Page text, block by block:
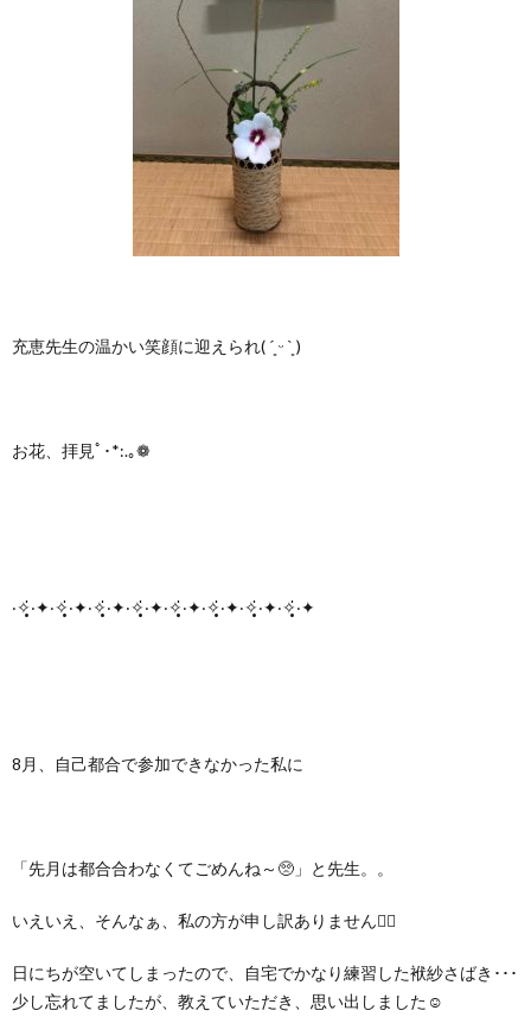
充恵先生の温かい笑顔に迎えられ( ´͈ ᵕ `͈ )
お花、拝見ﾟ･*:.｡❁
‧✧̣̥̇‧✦‧✧̣̥̇‧✦‧✧̣̥̇‧✦‧✧̣̥̇‧✦‧✧̣̥̇‧✦‧✧̣̥̇‧✦‧✧̣̥̇‧✦‧✧̣̥̇‧✦
8月、自己都合で参加できなかった私に
「先月は都合合わなくてごめんね～🥺」と先生。。
いえいえ、そんなぁ、私の方が申し訳ありません🙇‍♀️
日にちが空いてしまったので、自宅でかなり練習した袱紗さばき･･･
少し忘れてましたが、教えていただき、思い出しました☺️